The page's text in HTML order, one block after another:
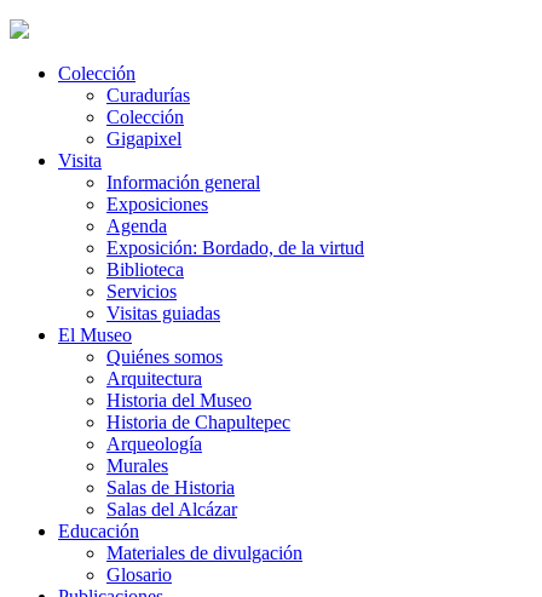
Colección
Curadurías
Colección
Gigapixel
Visita
Información general
Exposiciones
Agenda
Exposición: Bordado, de la virtud
Biblioteca
Servicios
Visitas guiadas
El Museo
Quiénes somos
Arquitectura
Historia del Museo
Historia de Chapultepec
Arqueología
Murales
Salas de Historia
Salas del Alcázar
Educación
Materiales de divulgación
Glosario